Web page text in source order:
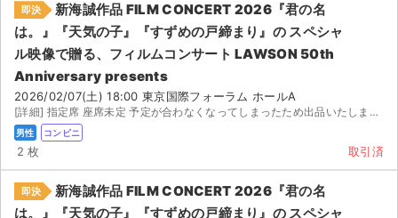
即決
新海誠作品 FILM CONCERT 2026『君の名
は。』『天気の子』『すずめの戸締まり』の スペシャ
ル映像で贈る、フィルムコンサート LAWSON 50th
Anniversary presents
2026/02/07(土) 18:00 東京国際フォーラム ホールA
[詳細] 指定席 座席未定 予定が合わなくなってしまったため出品いたします。 プレリク先行で当選したチ...
男性 コンビニ
2 枚 取引済
即決
新海誠作品 FILM CONCERT 2026『君の名
は。』『天気の子』『すずめの戸締まり』の スペシャ